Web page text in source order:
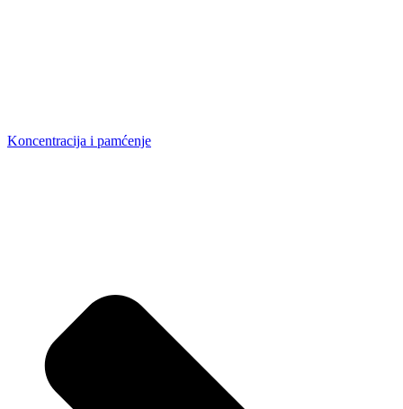
Koncentracija i pamćenje